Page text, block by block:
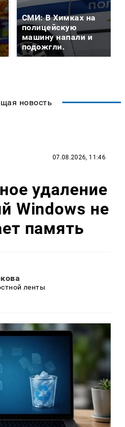
СМИ: В Химках на
полицейскую
машину напали и
подожгли.
новость
07.08.2026, 11:46
удаление
Windows не
память
ленты